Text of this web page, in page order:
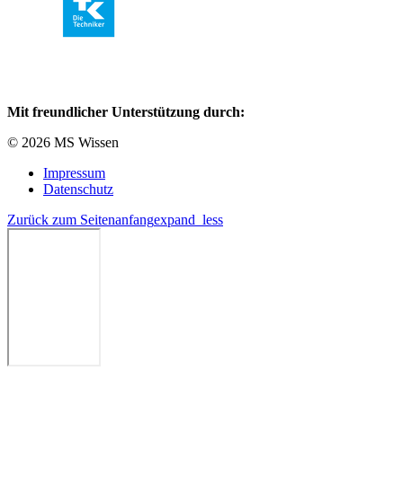
Mit freundlicher Unterstützung durch:
© 2026 MS Wissen
Impressum
Datenschutz
Zurück zum Seitenanfangexpand_less